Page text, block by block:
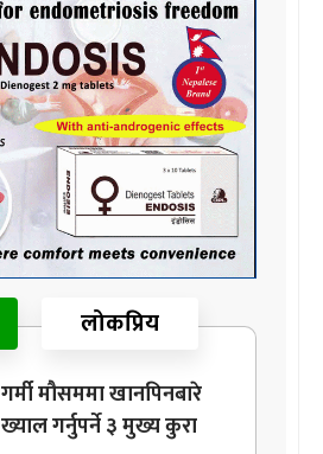
लोकप्रिय
गर्मी मौसममा खानपिनबारे
ख्याल गर्नुपर्ने ३ मुख्य कुरा